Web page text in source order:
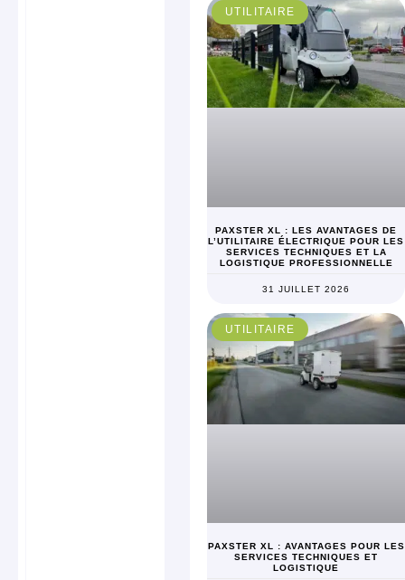
UTILITAIRE
PAXSTER XL : LES AVANTAGES DE
L’UTILITAIRE ÉLECTRIQUE POUR LES
SERVICES TECHNIQUES ET LA
LOGISTIQUE PROFESSIONNELLE
31 JUILLET 2026
UTILITAIRE
PAXSTER XL : AVANTAGES POUR LES
SERVICES TECHNIQUES ET
LOGISTIQUE